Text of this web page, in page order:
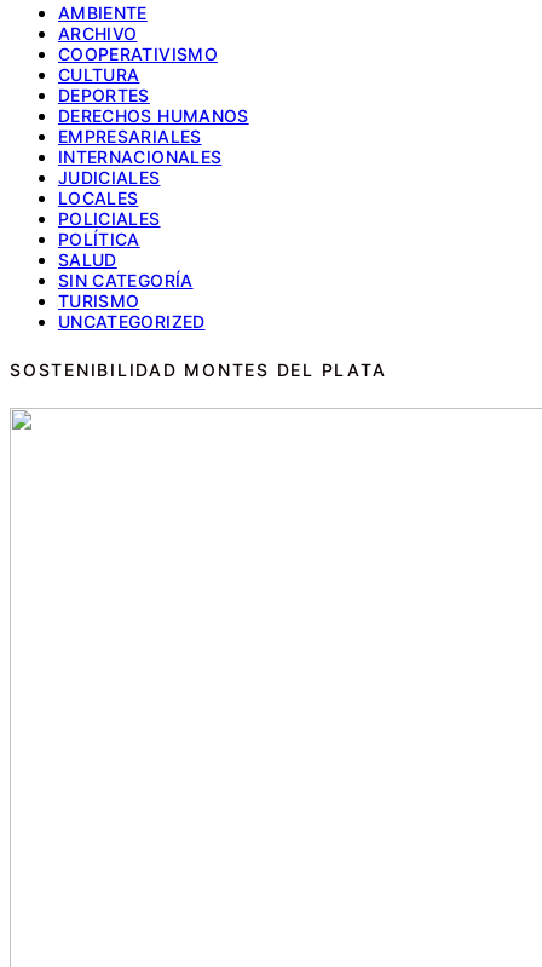
AMBIENTE
ARCHIVO
COOPERATIVISMO
CULTURA
DEPORTES
DERECHOS HUMANOS
EMPRESARIALES
INTERNACIONALES
JUDICIALES
LOCALES
POLICIALES
POLÍTICA
SALUD
SIN CATEGORÍA
TURISMO
UNCATEGORIZED
SOSTENIBILIDAD MONTES DEL PLATA